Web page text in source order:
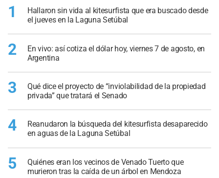
1
Hallaron sin vida al kitesurfista que era buscado desde
el jueves en la Laguna Setúbal
2
En vivo: así cotiza el dólar hoy, viernes 7 de agosto, en
Argentina
3
Qué dice el proyecto de “inviolabilidad de la propiedad
privada” que tratará el Senado
4
Reanudaron la búsqueda del kitesurfista desaparecido
en aguas de la Laguna Setúbal
5
Quiénes eran los vecinos de Venado Tuerto que
murieron tras la caída de un árbol en Mendoza